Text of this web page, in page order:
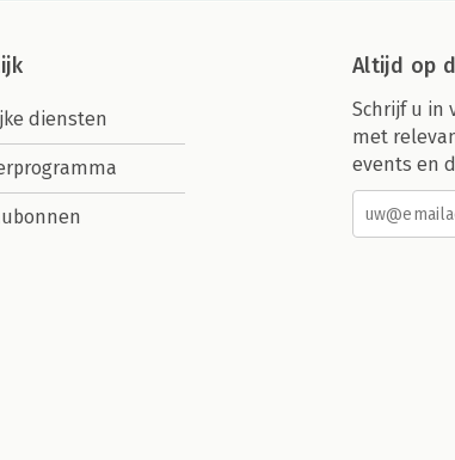
diensten
Altijd op
Schrijf u in
met
events en